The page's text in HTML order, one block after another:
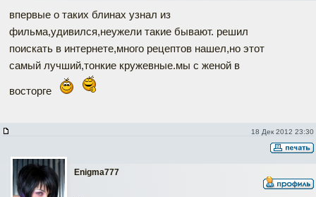
впервые о таких блинах узнал из
фильма,удивился,неужели такие бывают. решил
поискать в интернете,много рецептов нашел,но этот
самый лучший,тонкие кружевные.мы с женой в
восторге
18 Дек 2012 23:30
Enigma777